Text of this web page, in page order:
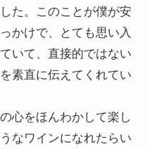
た。このことが僕が安
かけで、とても思い入
いて、直接的ではない
素直に伝えてくれてい
心をほんわかして楽し
なワインになれたらい